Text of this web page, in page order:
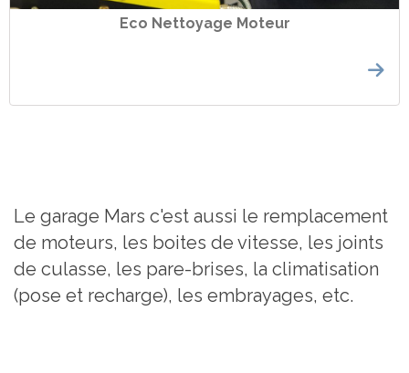
Eco Nettoyage Moteur
Le garage Mars c'est aussi le remplacement
de moteurs, les boites de vitesse, les joints
de culasse, les pare-brises, la climatisation
(pose et recharge), les embrayages, etc.